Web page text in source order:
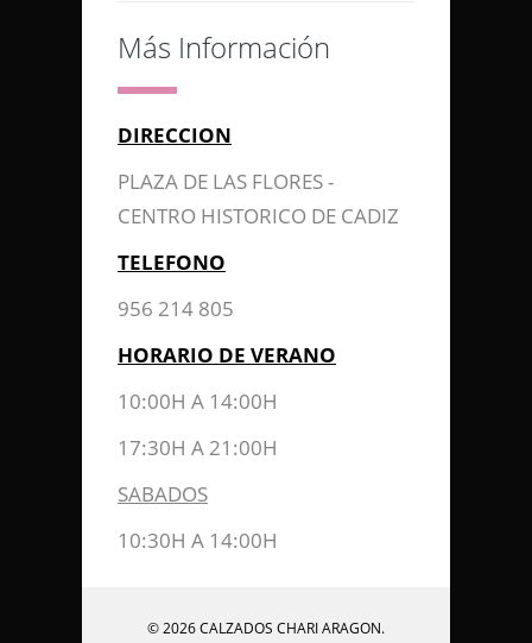
Más Información
DIRECCION
PLAZA DE LAS FLORES -
CENTRO HISTORICO DE CADIZ
TELEFONO
956 214 805
HORARIO DE VERANO
10:00H A 14:00H
17:30H A 21:00H
SABADOS
10:30H A 14:00H
© 2026 CALZADOS CHARI ARAGON.